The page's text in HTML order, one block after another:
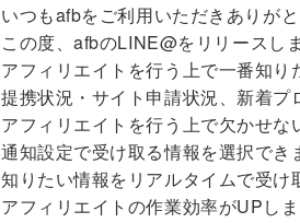
いつもafbをご利用いただきありがと
この度、afbのLINE@をリリースしま
アフィリエイトを行う上で一番知り
提携状況・サイト申請状況、新着プ
アフィリエイトを行う上で欠かせな
通知設定で受け取る情報を選択でき
知りたい情報をリアルタイムで受け
アフィリエイトの作業効率がUPしま